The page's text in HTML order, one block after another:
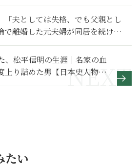
「夫としては失格、でも父親とし
で離婚した元夫婦が同居を続ける
、松平信明の生涯｜名家の血
上り詰めた男【日本史人物
たい